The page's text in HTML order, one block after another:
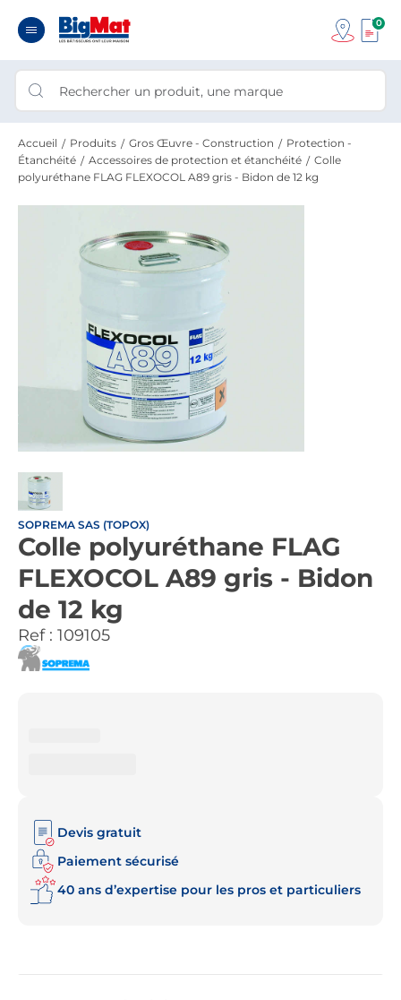
0
Accueil Produits Gros Œuvre - Construction
Protection -
Étanchéité
Accessoires de protection et étanchéité
Colle
polyuréthane FLAG FLEXOCOL A89 gris - Bidon de 12 kg
SOPREMA SAS (TOPOX)
Colle polyuréthane FLAG
FLEXOCOL A89 gris - Bidon
de 12 kg
Ref : 109105
Devis gratuit
Paiement sécurisé
40 ans d’expertise pour les pros et particuliers